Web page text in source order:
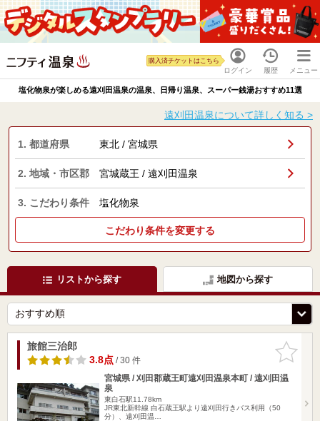
ログイン
購入済チケットはこちら
履歴 メニュー
塩化物泉が楽しめる遠刈田温泉の温泉、日帰り温泉、スーパー銭湯おすすめ11選
遠刈田温泉について詳しく知る >
1. 都道府県 東北 / 宮城県
2. 地域・市区郡 宮城蔵王 / 遠刈田温泉
3. こだわり条件 塩化物泉
こだわり条件を変更する
リストから探す 地図から探す
お気に入
りに追加
旅館三治郎
3.8点/ 30 件
宮城県 / 刈田郡蔵王町遠刈田温泉本町 / 遠刈田温
泉
東白石駅11.78km
JR東北新幹線 白石蔵王駅より遠刈田行きバス利用（50
分）、遠刈田温…